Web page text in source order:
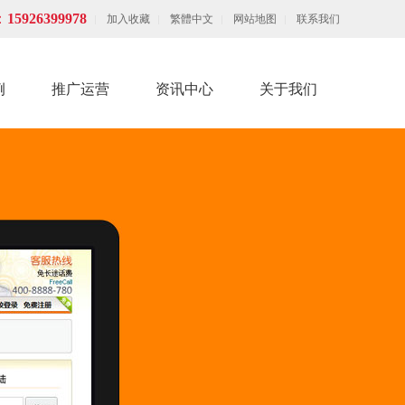
15926399978 加入收藏 繁體中文 网站地图 联系我们
推广运营 资讯中心 关于我们